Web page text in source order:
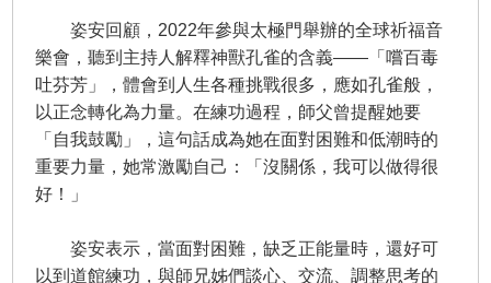
姿安回顧，2022年參與太極門舉辦的全球祈福音
樂會，聽到主持人解釋神獸孔雀的含義——「嚐百毒
吐芬芳」，體會到人生各種挑戰很多，應如孔雀般，
以正念轉化為力量。在練功過程，師父曾提醒她要
「自我鼓勵」，這句話成為她在面對困難和低潮時的
重要力量，她常激勵自己：「沒關係，我可以做得很
好！」
姿安表示，當面對困難，缺乏正能量時，還好可
以到道館練功，與師兄姊們談心、交流、調整思考的